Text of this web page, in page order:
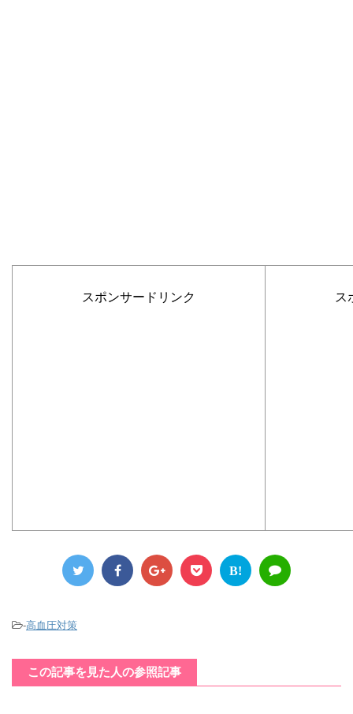
スポンサードリンク ス
B!
-高血圧対策
この記事を見た人の参照記事